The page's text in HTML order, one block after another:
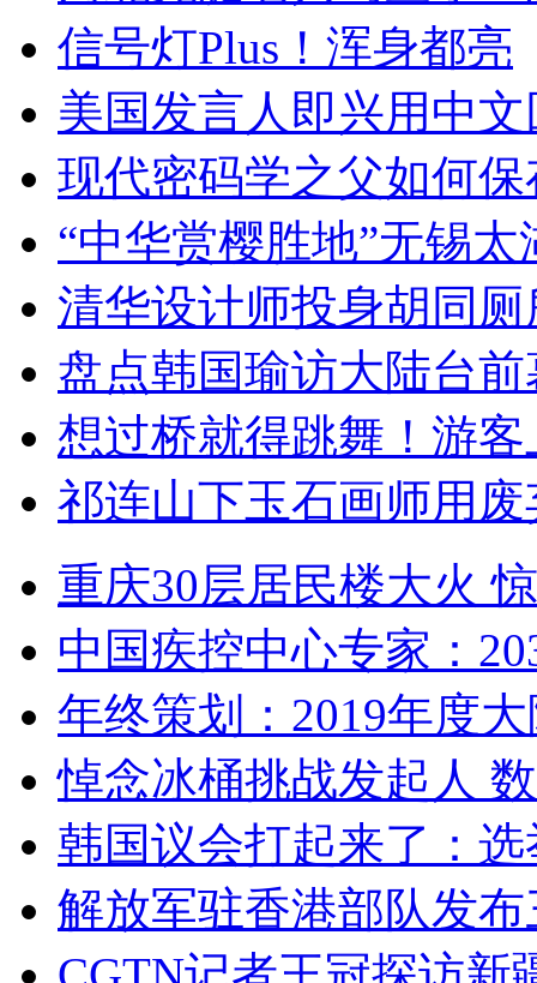
信号灯Plus！浑身都亮
美国发言人即兴用中
现代密码学之父如何
“中华赏樱胜地”无锡
清华设计师投身胡同
盘点韩国瑜访大陆台
想过桥就得跳舞！游客
祁连山下玉石画师用
重庆30层居民楼大火
中国疾控中心专家：
年终策划：2019年度
悼念冰桶挑战发起人
韩国议会打起来了：
解放军驻香港部队发